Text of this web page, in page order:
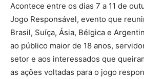
Acontece entre os dias 7 a 11 de
Jogo Responsável, evento que
Brasil, Suíça, Ásia, Bélgica e
ao público maior de 18 anos,
setor e aos interessados que
as ações voltadas para o jogo